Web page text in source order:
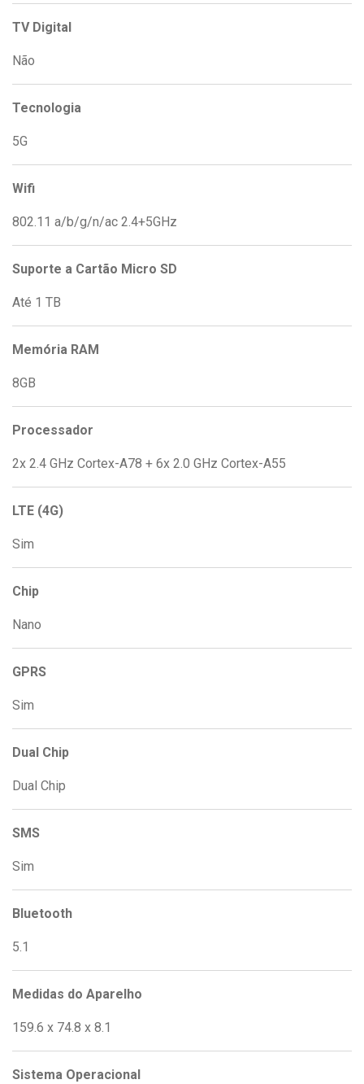
TV Digital
Não
Tecnologia
5G
Wifi
802.11 a/b/g/n/ac 2.4+5GHz
Suporte a Cartão Micro SD
Até 1 TB
Memória RAM
8GB
Processador
2x 2.4 GHz Cortex-A78 + 6x 2.0 GHz Cortex-A55
LTE (4G)
Sim
Chip
Nano
GPRS
Sim
Dual Chip
Dual Chip
SMS
Sim
Bluetooth
5.1
Medidas do Aparelho
159.6 x 74.8 x 8.1
Sistema Operacional